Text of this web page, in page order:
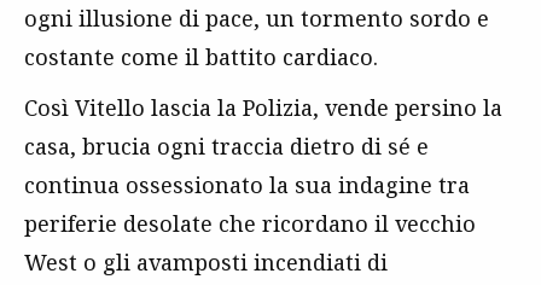
ogni illusione di pace, un tormento sordo e
costante come il battito cardiaco.
Così Vitello lascia la Polizia, vende persino la
casa, brucia ogni traccia dietro di sé e
continua ossessionato la sua indagine tra
periferie desolate che ricordano il vecchio
West o gli avamposti incendiati di